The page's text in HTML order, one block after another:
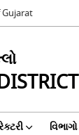
વિભાગો